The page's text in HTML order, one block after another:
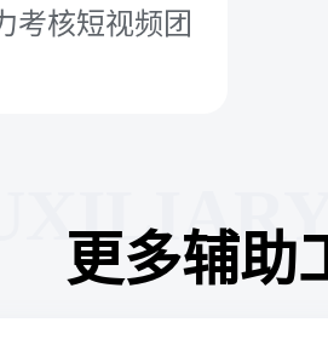
考核短视频团
更多辅助